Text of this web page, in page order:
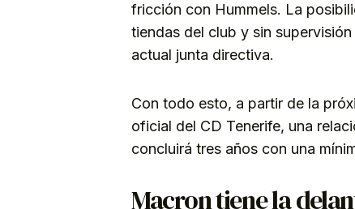
fricción con Hummels. La
tiendas del club y sin
actual junta directiva.
Con todo esto, a partir de la
oficial del CD Tenerife, una
concluirá tres años con una
Macron tiene la